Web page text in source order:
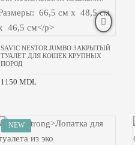
SAVIC NESTOR JUMBO ЗАКРЫТЫЙ
ТУАЛЕТ ДЛЯ КОШЕК КРУПНЫХ
ПОРОД
1150 MDL